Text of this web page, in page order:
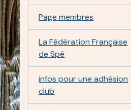
Page membres
La Fédération Française
de Spé
infos pour une adhésion
club